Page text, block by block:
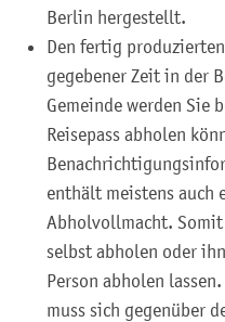
Berlin hergestellt.
Den fertig
gegebener Zeit in der
Gemeinde werden Sie
Reisepass abholen
enthält meistens auch
Abholvollmacht. Somit
selbst abholen oder
Person abholen
muss sich gegenüber